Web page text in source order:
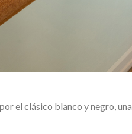
el clásico blanco y negro, una